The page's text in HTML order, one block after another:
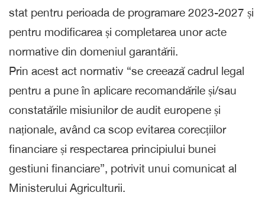
stat pentru perioada de programare 2023-2027 și
pentru modificarea și completarea unor acte
normative din domeniul garantării.
Prin acest act normativ “se creează cadrul legal
pentru a pune în aplicare recomandările și/sau
constatările misiunilor de audit europene și
naționale, având ca scop evitarea corecțiilor
financiare și respectarea principiului bunei
gestiuni financiare”, potrivit unui comunicat al
Ministerului Agriculturii.